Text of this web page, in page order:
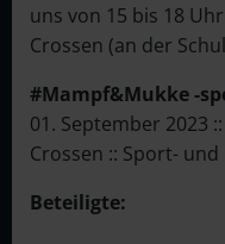
uns von 15 bis 18
Crossen (an der
#Mampf&Mukke -
01. September 2023
Crossen :: Sport-
Beteiligte: